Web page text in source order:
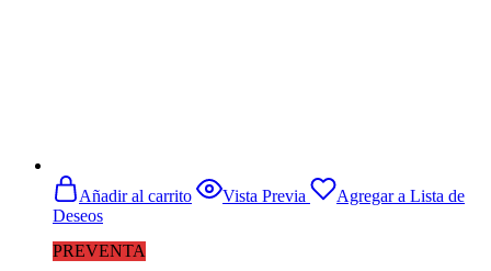
PREVENTA
Añadir al carrito Vista Previa
Agregar a Lista de
Deseos